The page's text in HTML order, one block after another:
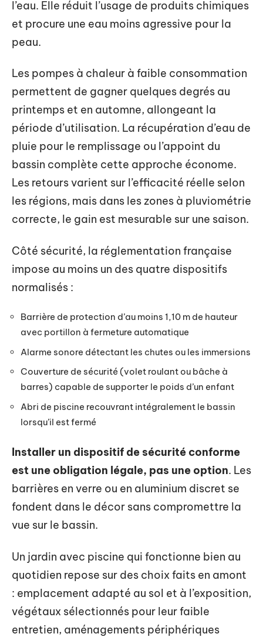
l’eau. Elle réduit l’usage de produits chimiques
et procure une eau moins agressive pour la
peau.
Les pompes à chaleur à faible consommation
permettent de gagner quelques degrés au
printemps et en automne, allongeant la
période d’utilisation. La récupération d’eau de
pluie pour le remplissage ou l’appoint du
bassin complète cette approche économe.
Les retours varient sur l’efficacité réelle selon
les régions, mais dans les zones à pluviométrie
correcte, le gain est mesurable sur une saison.
Côté sécurité, la réglementation française
impose au moins un des quatre dispositifs
normalisés :
Barrière de protection d’au moins 1,10 m de hauteur
avec portillon à fermeture automatique
Alarme sonore détectant les chutes ou les immersions
Couverture de sécurité (volet roulant ou bâche à
barres) capable de supporter le poids d’un enfant
Abri de piscine recouvrant intégralement le bassin
lorsqu’il est fermé
Installer un dispositif de sécurité conforme
est une obligation légale, pas une option. Les
barrières en verre ou en aluminium discret se
fondent dans le décor sans compromettre la
vue sur le bassin.
Un jardin avec piscine qui fonctionne bien au
quotidien repose sur des choix faits en amont
: emplacement adapté au sol et à l’exposition,
végétaux sélectionnés pour leur faible
entretien, aménagements périphériques